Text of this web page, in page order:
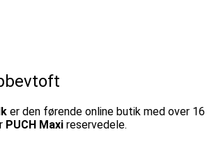
er den førende online butik med over 16
PUCH Maxi reservedele.